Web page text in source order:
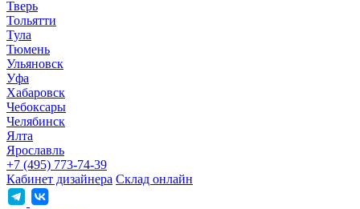
Тверь
Тольятти
Тула
Тюмень
Ульяновск
Уфа
Хабаровск
Чебоксары
Челябинск
Ялта
Ярославль
+7 (495) 773-74-39
Кабинет дизайнера Склад онлайн